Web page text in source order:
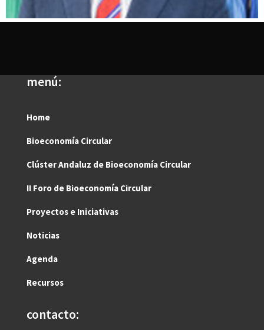
menú:
Home
Bioeconomía Circular
Clúster Andaluz de Bioeconomía Circular
II Foro de Bioeconomía Circular
Proyectos e Iniciativas
Noticias
Agenda
Recursos
contacto: